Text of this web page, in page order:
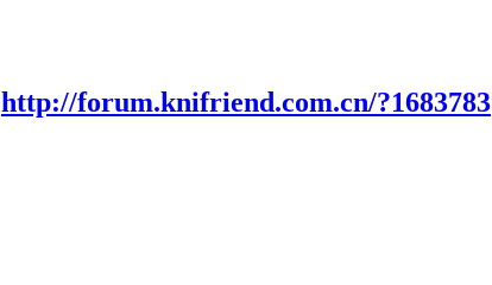
http://forum.knifriend.com.cn/?1683783